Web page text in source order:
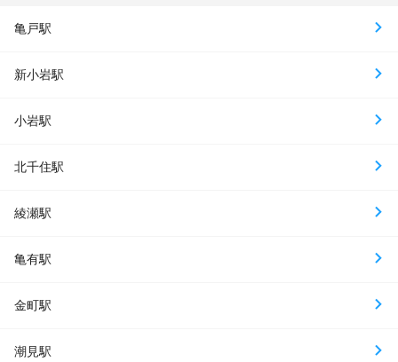
亀戸駅
新小岩駅
小岩駅
北千住駅
綾瀬駅
亀有駅
金町駅
潮見駅